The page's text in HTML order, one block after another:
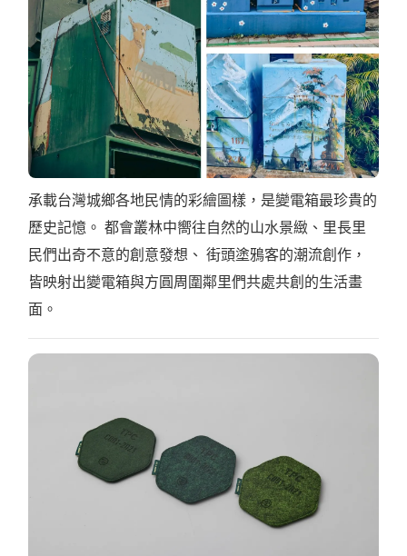
承載台灣城鄉各地民情的彩繪圖樣，是變電箱最珍貴的
歷史記憶。 都會叢林中嚮往自然的山水景緻、里長里
民們出奇不意的創意發想、 街頭塗鴉客的潮流創作，
皆映射出變電箱與方圓周圍鄰里們共處共創的生活畫
面。